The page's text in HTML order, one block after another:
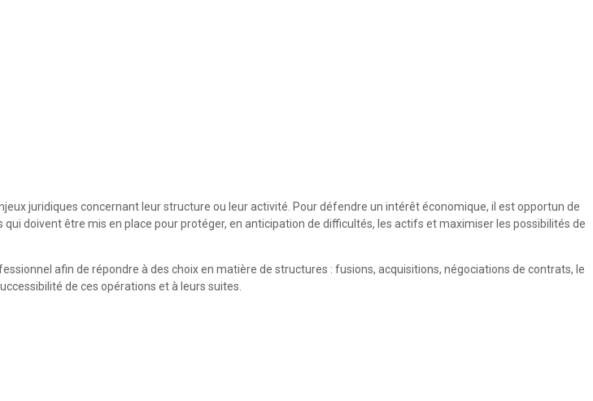
juridiques concernant leur structure ou leur activité. Pour défendre un intérêt économique, il est opportun de
doivent être mis en place pour protéger, en anticipation de difficultés, les actifs et maximiser les possibilités de
afin de répondre à des choix en matière de structures : fusions, acquisitions, négociations de contrats, le
de ces opérations et à leurs suites.